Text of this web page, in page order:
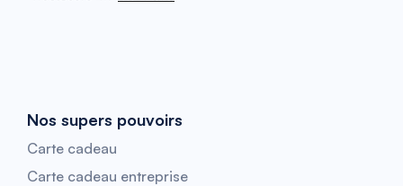
Nos supers pouvoirs
Carte cadeau
Carte cadeau entreprise